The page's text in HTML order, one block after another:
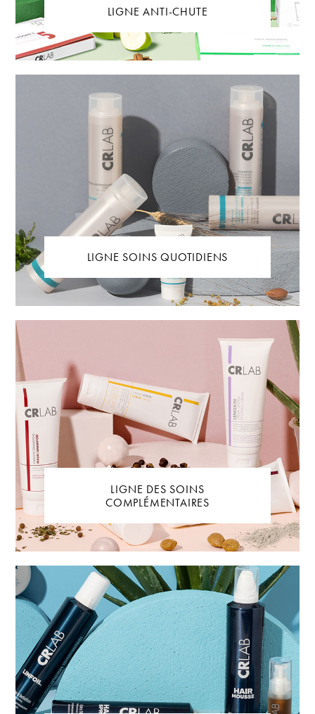
LIGNE ANTI-CHUTE
LIGNE SOINS QUOTIDIENS
LIGNE DES SOINS
COMPLÉMENTAIRES